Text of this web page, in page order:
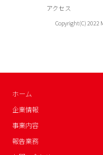
アクセス
Copyright(C) 2022
ホーム
企業情報
事業内容
報告業務